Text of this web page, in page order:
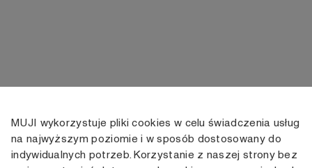
KONTAKT
+48 505 166 958
KONTO
Moje konto
INFORMACJE
Dostawa
MUJI wykorzystuje pliki cookies w celu świadczenia usług
na najwyższym poziomie i w sposób dostosowany do
indywidualnych potrzeb. Korzystanie z naszej strony bez